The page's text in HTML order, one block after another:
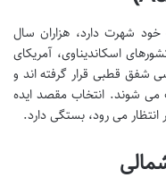
شهرت دارد، هزاران سال
اسکاندیناوی، آمریکای
شفق قطبی قرار گرفته اند و
می شوند. انتخاب مقصد ایده
می رود، بستگی دارد.